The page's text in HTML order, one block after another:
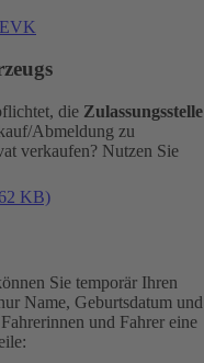
die Zulassungsstelle
Abmeldung zu
verkaufen? Nutzen Sie
KB)
Sie temporär Ihren
Name, Geburtsdatum und
und Fahrer eine